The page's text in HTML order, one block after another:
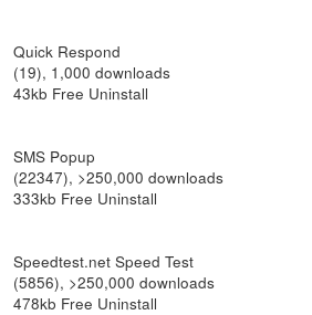
Quick Respond
(19), 1,000 downloads
43kb Free Uninstall
SMS Popup
(22347), >250,000 downloads
333kb Free Uninstall
Speedtest.net Speed Test
(5856), >250,000 downloads
478kb Free Uninstall